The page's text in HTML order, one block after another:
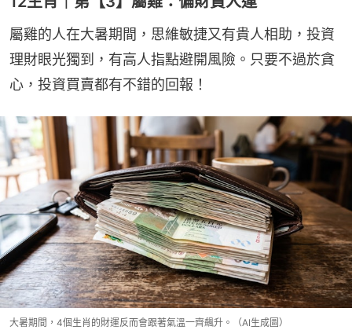
屬雞的人在大暑期間，思維敏捷又有貴人相助，投資
理財眼光獨到，有高人指點避開風險。只要不過於貪
心，投資買賣都有不錯的回報！
大暑期間，4個生肖的財運反而會跟著氣溫一齊飆升。（AI生成圖）